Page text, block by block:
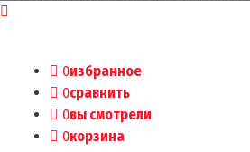
0избранное
0сравнить
0вы смотрели
0корзина